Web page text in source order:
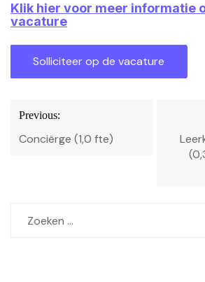
Klik hier voor meer informatie
vacature
Bericht
navigatie
Previous:
Conciërge (1,0 fte)
naar: